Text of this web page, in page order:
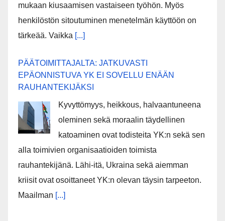
mukaan kiusaamisen vastaiseen työhön. Myös
henkilöstön sitoutuminen menetelmän käyttöön on
tärkeää. Vaikka [...]
PÄÄTOIMITTAJALTA: JATKUVASTI
EPÄONNISTUVA YK EI SOVELLU ENÄÄN
RAUHANTEKIJÄKSI
Kyvyttömyys, heikkous, halvaantuneena
oleminen sekä moraalin täydellinen
katoaminen ovat todisteita YK:n sekä sen
alla toimivien organisaatioiden toimista
rauhantekijänä. Lähi-itä, Ukraina sekä aiemman
kriisit ovat osoittaneet YK:n olevan täysin tarpeeton.
Maailman [...]